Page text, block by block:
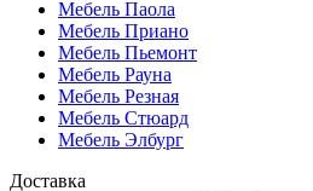
Мебель Паола
Мебель Приано
Мебель Пьемонт
Мебель Рауна
Мебель Резная
Мебель Стюард
Мебель Элбург
Доставка